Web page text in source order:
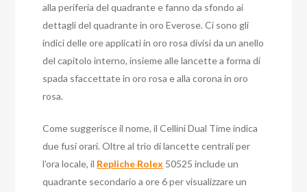
alla periferia del quadrante e fanno da sfondo ai
dettagli del quadrante in oro Everose. Ci sono gli
indici delle ore applicati in oro rosa divisi da un anello
del capitolo interno, insieme alle lancette a forma di
spada sfaccettate in oro rosa e alla corona in oro
rosa.
Come suggerisce il nome, il Cellini Dual Time indica
due fusi orari. Oltre al trio di lancette centrali per
l’ora locale, il Repliche Rolex 50525 include un
quadrante secondario a ore 6 per visualizzare un